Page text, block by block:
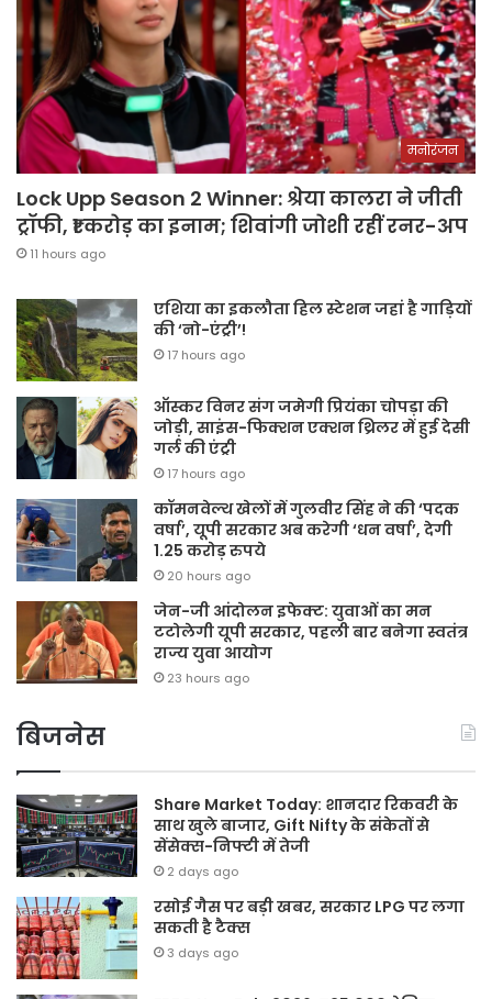
मनोरंजन
Lock Upp Season 2 Winner: श्रेया कालरा ने जीती
ट्रॉफी, ₹1 करोड़ का इनाम; शिवांगी जोशी रहीं रनर-अप
11 hours ago
एशिया का इकलौता हिल स्टेशन जहां है गाड़ियों
की ‘नो-एंट्री’!
17 hours ago
ऑस्कर विनर संग जमेगी प्रियंका चोपड़ा की
जोड़ी, साइंस-फिक्शन एक्शन थ्रिलर में हुई देसी
गर्ल की एंट्री
17 hours ago
कॉमनवेल्थ खेलों में गुलवीर सिंह ने की ‘पदक
वर्षा’, यूपी सरकार अब करेगी ‘धन वर्षा’, देगी
1.25 करोड़ रुपये
20 hours ago
जेन-जी आंदोलन इफेक्ट: युवाओं का मन
टटोलेगी यूपी सरकार, पहली बार बनेगा स्वतंत्र
राज्य युवा आयोग
23 hours ago
बिजनेस
Share Market Today: शानदार रिकवरी के
साथ खुले बाजार, Gift Nifty के संकेतों से
सेंसेक्स-निफ्टी में तेजी
2 days ago
रसोई गैस पर बड़ी खबर, सरकार LPG पर लगा
सकती है टैक्स
3 days ago